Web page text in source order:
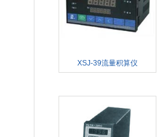
XSJ-39流量积算仪